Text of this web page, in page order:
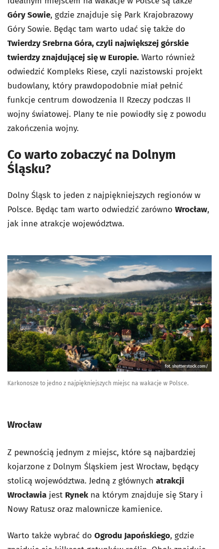
Góry Sowie, gdzie znajduje się Park Krajobrazowy
Góry Sowie. Będąc tam warto udać się także do
Twierdzy Srebrna Góra, czyli największej górskie
twierdzy znajdującej się w Europie. Warto również
odwiedzić Kompleks Riese, czyli nazistowski projekt
budowlany, który prawdopodobnie miał pełnić
funkcje centrum dowodzenia II Rzeczy podczas II
wojny światowej. Plany te nie powiodły się z powodu
zakończenia wojny.
Co warto zobaczyć na Dolnym
Śląsku?
Dolny Śląsk to jeden z najpiękniejszych regionów w
Polsce. Będąc tam warto odwiedzić zarówno Wrocław,
jak inne atrakcje województwa.
fot. shutterstock.com/
Karkonosze to jedno z najpiękniejszych miejsc na wakacje w Polsce.
Wrocław
Z pewnością jednym z miejsc, które są najbardziej
kojarzone z Dolnym Śląskiem jest Wrocław, będący
stolicą województwa. Jedną z głównych atrakcji
Wrocławia jest Rynekna którym znajduje się Stary i
Nowy Ratusz oraz malownicze kamienice.
Warto także wybrać do Ogrodu Japońskiego, gdzie